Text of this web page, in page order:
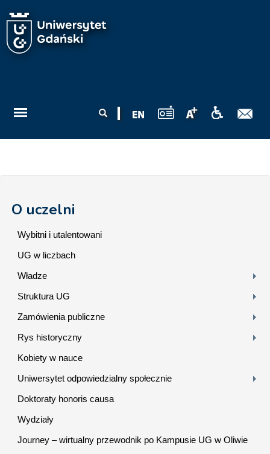
wyszukiwania
O uczelni
Wybitni i utalentowani
UG w liczbach
Władze
Struktura UG
Zamówienia publiczne
Rys historyczny
Kobiety w nauce
Uniwersytet odpowiedzialny społecznie
Doktoraty honoris causa
Wydziały
Journey – wirtualny przewodnik po Kampusie UG w Oliwie